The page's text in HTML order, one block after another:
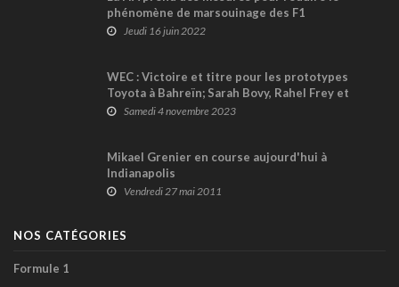
phénomène de marsouinage des F1
Jeudi 16 juin 2022
WEC : Victoire et titre pour les prototypes
Toyota à Bahreïn; Sarah Bovy, Rahel Frey et
Michelle Gatting remportent la classe GTE
Samedi 4 novembre 2023
Mikael Grenier en course aujourd'hui à
Indianapolis
Vendredi 27 mai 2011
NOS CATÉGORIES
Formule 1